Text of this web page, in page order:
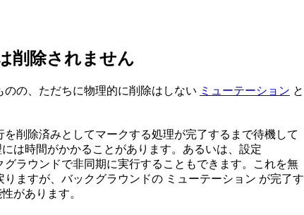
削除されません
の、ただちに物理的に削除はしない ミューテーション と
を削除済みとしてマークする処理が完了するまで待機して
は時間がかかることがあります。あるいは、設定
グラウンドで非同期に実行することもできます。これを無
りますが、バックグラウンドの ミューテーション が完了す
があります。